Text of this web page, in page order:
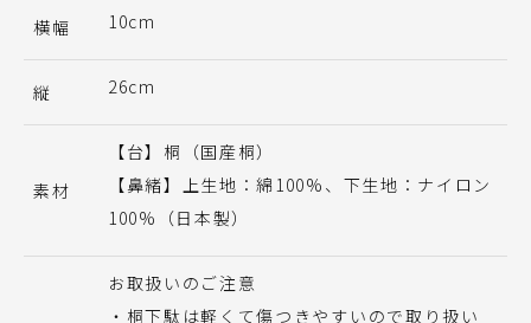
横幅 10cm
縦 26cm
素材
【台】桐（国産桐）
【鼻緒】上生地：綿100%、下生地：ナイロン
100%（日本製）
お取扱いのご注意
・桐下駄は軽くて傷つきやすいので取り扱い